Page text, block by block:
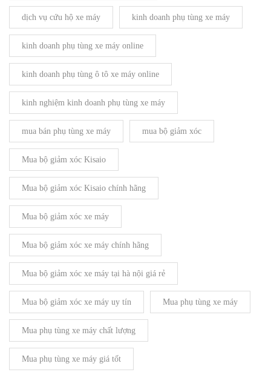
dịch vụ cứu hộ xe máy kinh doanh phụ tùng xe máy
kinh doanh phụ tùng xe máy online
kinh doanh phụ tùng ô tô xe máy online
kinh nghiệm kinh doanh phụ tùng xe máy
mua bán phụ tùng xe máy mua bộ giảm xóc
Mua bộ giảm xóc Kisaio
Mua bộ giảm xóc Kisaio chính hãng
Mua bộ giảm xóc xe máy
Mua bộ giảm xóc xe máy chính hãng
Mua bộ giảm xóc xe máy tại hà nội giá rẻ
Mua bộ giảm xóc xe máy uy tín Mua phụ tùng xe máy
Mua phụ tùng xe máy chất lượng
Mua phụ tùng xe máy giá tốt